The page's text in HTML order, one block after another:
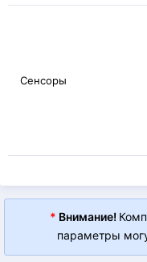
Сенсоры
* Внимание!
параметры